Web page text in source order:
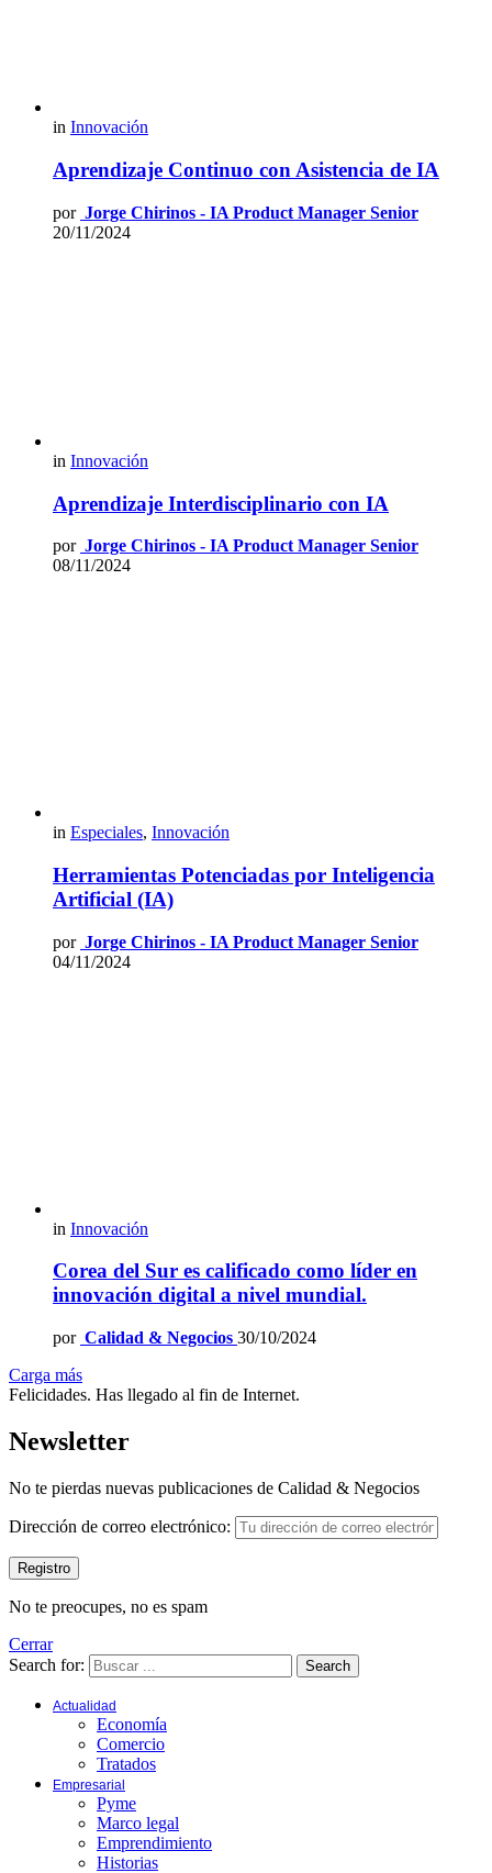
in Innovación
Aprendizaje Continuo con Asistencia de IA
por Jorge Chirinos - IA Product Manager Senior
20/11/2024
in Innovación
Aprendizaje Interdisciplinario con IA
por Jorge Chirinos - IA Product Manager Senior
08/11/2024
in Especiales, Innovación
Herramientas Potenciadas por Inteligencia
Artificial (IA)
por Jorge Chirinos - IA Product Manager Senior
04/11/2024
in Innovación
Corea del Sur es calificado como líder en
innovación digital a nivel mundial.
por Calidad & Negocios 30/10/2024
Carga más
Felicidades. Has llegado al fin de Internet.
Newsletter
No te pierdas nuevas publicaciones de Calidad & Negocios
Dirección de correo electrónico:
No te preocupes, no es spam
Cerrar
Search for:
Search
Actualidad
Economía
Comercio
Tratados
Empresarial
Pyme
Marco legal
Emprendimiento
Historias